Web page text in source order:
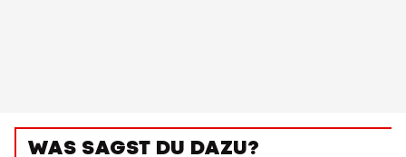
WAS SAGST DU DAZU?